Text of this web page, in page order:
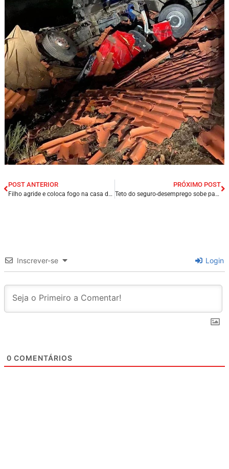
POST ANTERIOR
Filho agride e coloca fogo na casa da própria mãe na cidade de Caruaru/PE.
PRÓXIMO POST
Teto do seguro-desemprego sobe para R$ 2.106,08 após reajuste.
Inscrever-se Login
0 COMENTÁRIOS